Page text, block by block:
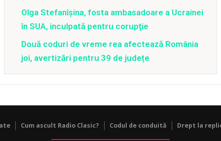
Olga Stefanîşina, fosta ambasadoare a Ucrainei
în SUA, inculpată pentru corupţie
Două coduri de vreme rea afectează România
joi, avertizări pentru 39 de județe
Cum ascult Radio Clasic? Codul de conduită Drept la